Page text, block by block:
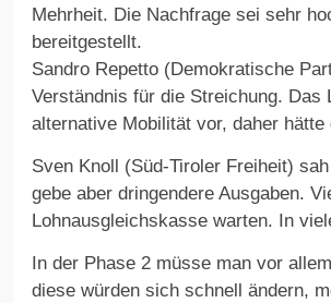
Mehrheit. Die Nachfrage sei sehr
bereitgestellt.
Sandro Repetto (Demokratische
Verständnis für die Streichung. Das
alternative Mobilität vor, daher
Sven Knoll (Süd-Tiroler Freiheit)
gebe aber dringendere Ausgaben.
Lohnausgleichskasse warten. In
In der Phase 2 müsse man vor
diese würden sich schnell ändern,